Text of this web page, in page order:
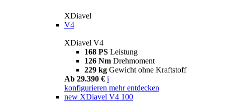
XDiavel
V4
XDiavel V4
168 PS Leistung
126 Nm Drehmoment
229 kg Gewicht ohne Kraftstoff
Ab 29.390 € i
konfigurieren mehr entdecken
new XDiavel V4 100